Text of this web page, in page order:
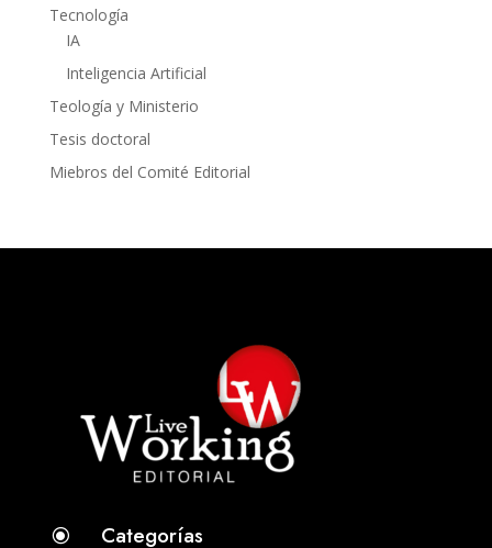
Tecnología
IA
Inteligencia Artificial
Teología y Ministerio
Tesis doctoral
Miebros del Comité Editorial
\ Categorías